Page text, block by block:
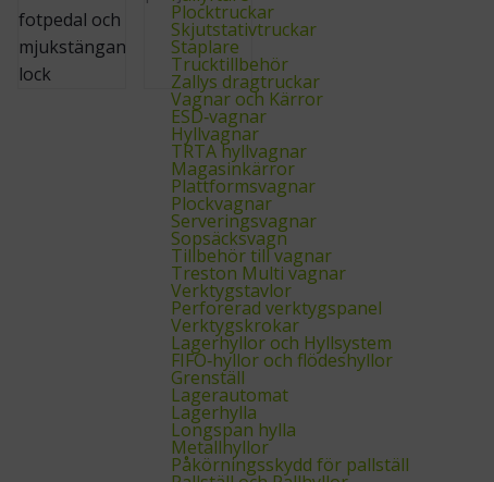
Plocktruckar
Skjutstativtruckar
Staplare
Trucktillbehör
Zallys dragtruckar
Vagnar och Kärror
ESD‑vagnar
Hyllvagnar
TRTA hyllvagnar
Magasinkärror
Plattformsvagnar
Plockvagnar
Serveringsvagnar
Sopsäcksvagn
Tillbehör till vagnar
Treston Multi vagnar
Verktygstavlor
Perforerad verktygspanel
Verktygskrokar
Lagerhyllor och Hyllsystem
FIFO‑hyllor och flödeshyllor
Grenställ
Lagerautomat
Lagerhylla
Longspan hylla
Metallhyllor
Påkörningsskydd för pallställ